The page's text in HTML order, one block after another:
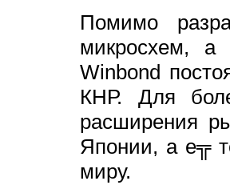
Помимо
микросхем,
Winbond
КНР. Для
расширения
Японии, а е╦
миру.